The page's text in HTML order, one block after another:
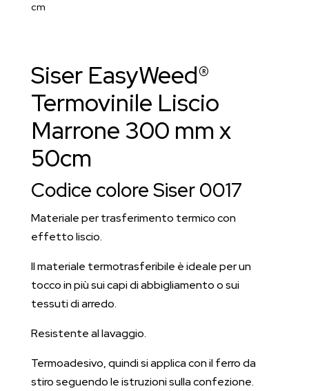
x
50
cm
quantità
cm
Siser EasyWeed®
Termovinile Liscio
Marrone 300 mm x
50cm
Codice colore Siser 0017
Materiale per trasferimento termico con
effetto liscio.
Il materiale termotrasferibile è ideale per un
tocco in più sui capi di abbigliamento o sui
tessuti di arredo.
Resistente al lavaggio.
Termoadesivo, quindi si applica con il ferro da
stiro seguendo le istruzioni sulla confezione.